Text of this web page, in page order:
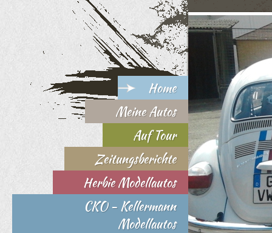
Home
Meine Autos
Auf Tour
Zeitungsberichte
Herbie Modellautos
CKO - Kellermann
Modellautos